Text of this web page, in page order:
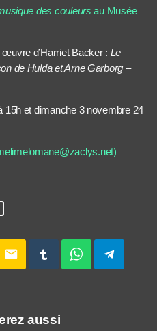
des couleurs au Musée
œuvre d’Harriet Backer : Le
de Hulda et Arne Garborg –
15h et dimanche 3 novembre 24
email
aussi